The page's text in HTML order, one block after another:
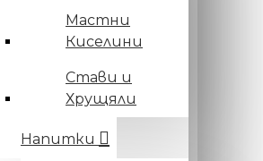
Мастни
Киселини
Стави и
Хрущяли
Напитки